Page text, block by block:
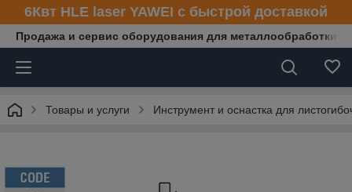
6Квт HLE laser YAWEI с быстрой доставкой
Продажа и сервис оборудования для металлообработки
Товары и услуги Инструмент и оснастка для